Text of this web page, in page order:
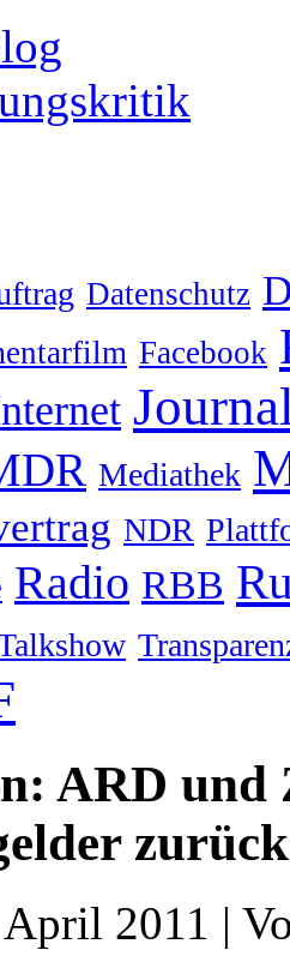
Datenschutz
Facebook
Mediathek
NDR
Radio RBB
ARD und
2011 |